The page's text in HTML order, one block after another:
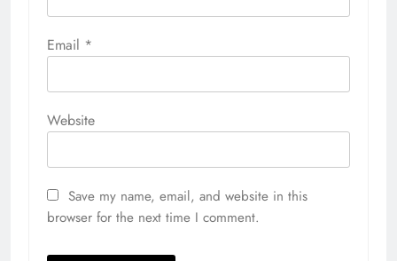
Email *
Website
Save my name, email, and website in this
browser for the next time I comment.